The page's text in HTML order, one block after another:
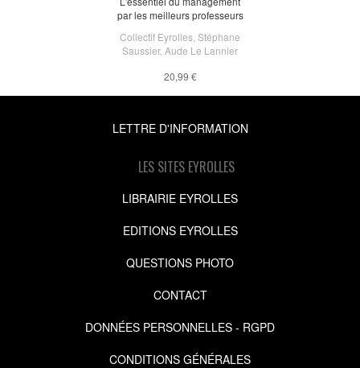
par les meilleurs professeurs
Collectif Eyrolles Stéphane
Saussier, Aude Le Lannier
20,99 €
LETTRE D'INFORMATION
LES SITES EYROLLES
LIBRAIRIE EYROLLES
EDITIONS EYROLLES
QUESTIONS PHOTO
CONTACT
DONNÉES PERSONNELLES - RGPD
CONDITIONS GÉNÉRALES